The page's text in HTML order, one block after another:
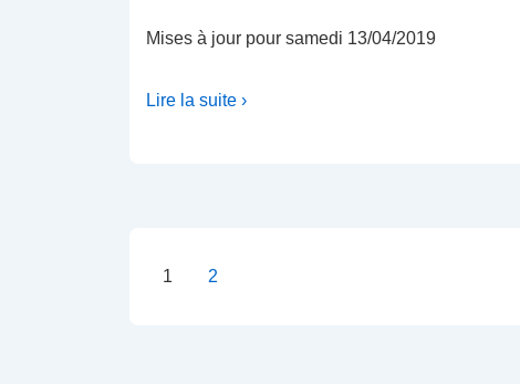
Mises à jour pour samedi 13/04/2019
Lire la suite ›
Pagination
1 2